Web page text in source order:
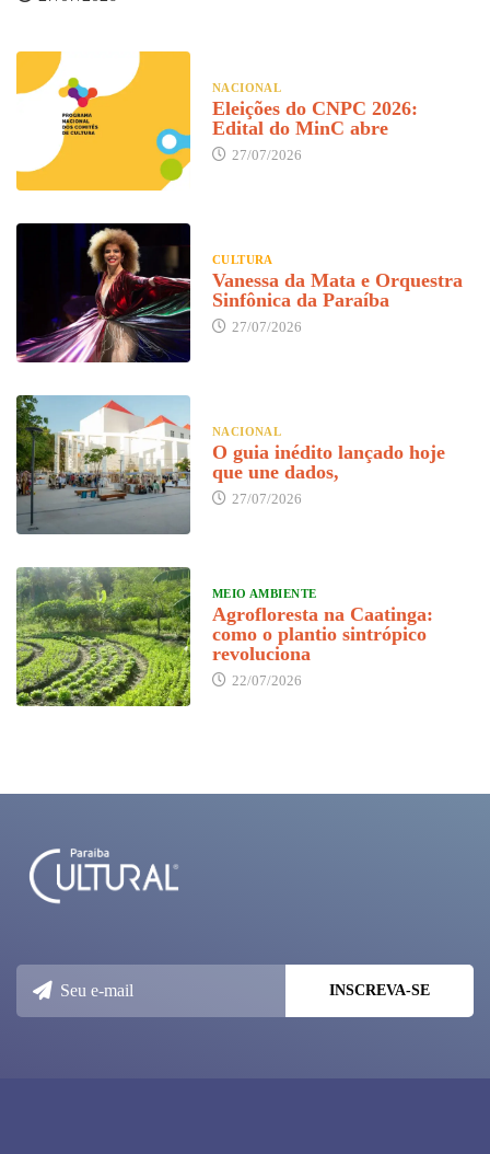
NACIONAL
Eleições do CNPC 2026:
Edital do MinC abre
27/07/2026
CULTURA
Vanessa da Mata e Orquestra
Sinfônica da Paraíba
27/07/2026
NACIONAL
O guia inédito lançado hoje
que une dados,
27/07/2026
MEIO AMBIENTE
Agrofloresta na Caatinga:
como o plantio sintrópico
revoluciona
22/07/2026